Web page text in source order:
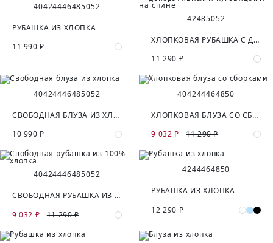
40424446485052
РУБАШКА ИЗ ХЛОПКА
11 990 ₽
42485052
ХЛОПКОВАЯ РУБАШКА С ДЕКОРАТИВНЫМИ ПУГОВИЦАМИ НА СПИНЕ
11 290 ₽
40424446485052
СВОБОДНАЯ БЛУЗА ИЗ ХЛОПКА
10 990 ₽
404244464850
ХЛОПКОВАЯ БЛУЗА СО СБОРКАМИ
9 032 ₽
11 290 ₽
40424446485052
СВОБОДНАЯ РУБАШКА ИЗ 100% ХЛОПКА
9 032 ₽
11 290 ₽
4244464850
РУБАШКА ИЗ ХЛОПКА
12 290 ₽